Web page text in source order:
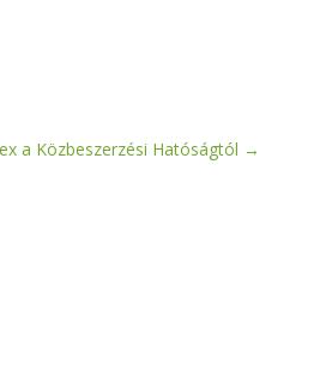
a Közbeszerzési Hatóságtól →